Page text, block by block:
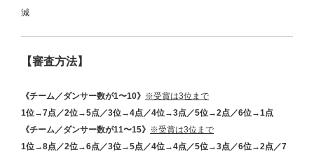
減
【審査方法】
《チーム／ダンサー数が1〜10》 ※受賞は3位まで
1位→7点／2位→5点／3位→4点／4位→3点／5位→2点／6位→1点
《チーム／ダンサー数が11〜15》 ※受賞は3位まで
1位→8点／2位→6点／3位→5点／4位→4点／5位→3点／6位→2点／7